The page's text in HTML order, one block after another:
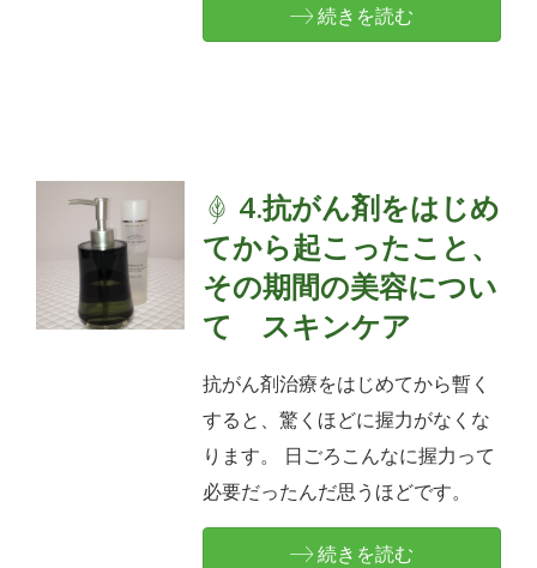
続きを読む
4.抗がん剤をはじめ
てから起こったこと、
その期間の美容につい
て スキンケア
抗がん剤治療をはじめてから暫く
すると、驚くほどに握力がなくな
ります。 日ごろこんなに握力って
必要だったんだ思うほどです。
続きを読む